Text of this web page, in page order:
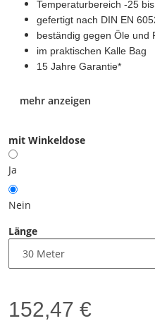
Temperaturbereich -25
gefertigt nach DIN EN
beständig gegen Öle und
im praktischen Kalle Bag
15 Jahre Garantie*
mehr anzeigen
mit Winkeldose
Ja
Nein
Länge
152,47 €